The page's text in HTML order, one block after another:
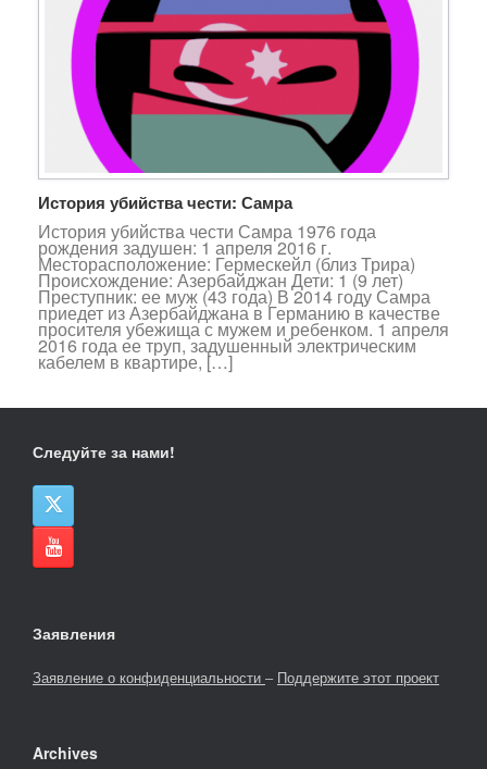
История убийства чести: Самра
История убийства чести Самра 1976 года
рождения задушен: 1 апреля 2016 г.
Месторасположение: Гермескейл (близ Трира)
Происхождение: Азербайджан Дети: 1 (9 лет)
Преступник: ее муж (43 года) В 2014 году Самра
приедет из Азербайджана в Германию в качестве
просителя убежища с мужем и ребенком. 1 апреля
2016 года ее труп, задушенный электрическим
кабелем в квартире, […]
Следуйте за нами!
Заявления
Заявление о конфиденциальности – Поддержите этот проект
Archives